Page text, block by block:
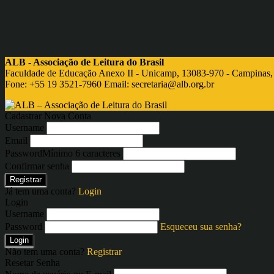
ALB - Associação de Leitura do Brasil
Faculdade de Educação Anexo II - Unicamp, 13083-970 - Campinas,
Fone: +55 19 3521-7960 Email: secretaria@alb.org.br
Cadastrar Nova Conta
Username
Email
PasswordMínimo 6 caracteres
Confirmar senha
Registrar
Já tem uma conta? Login
Login
Username
Password
Esqueceu sua senha?
Login
Não tem uma conta? Registrar
Resetar Senha